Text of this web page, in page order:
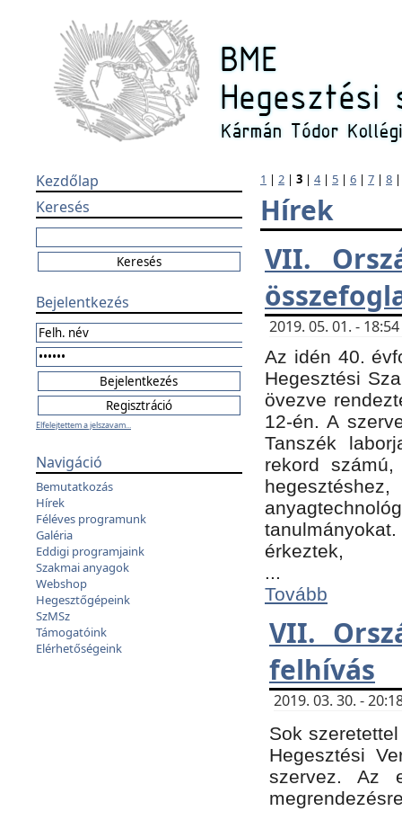
Kezdőlap
Keresés
Bejelentkezés
Elfelejtettem a jelszavam...
Navigáció
Bemutatkozás
Hírek
Féléves programunk
Galéria
Eddigi programjaink
Szakmai anyagok
Webshop
Hegesztőgépeink
SzMSz
Támogatóink
Elérhetőségeink
1 | 2 | 3 | 4| 5 | 6 | 7 | 8
Hírek
VII.
2019. 05. 01. -
Az idén 40.
Hegesztési
övezve
12-én. A
Tanszék
rekord
érkeztek,
...
Tovább
VII.
felhívás
2019. 03. 30. -
Sok
Hegesztési
szervez. Az